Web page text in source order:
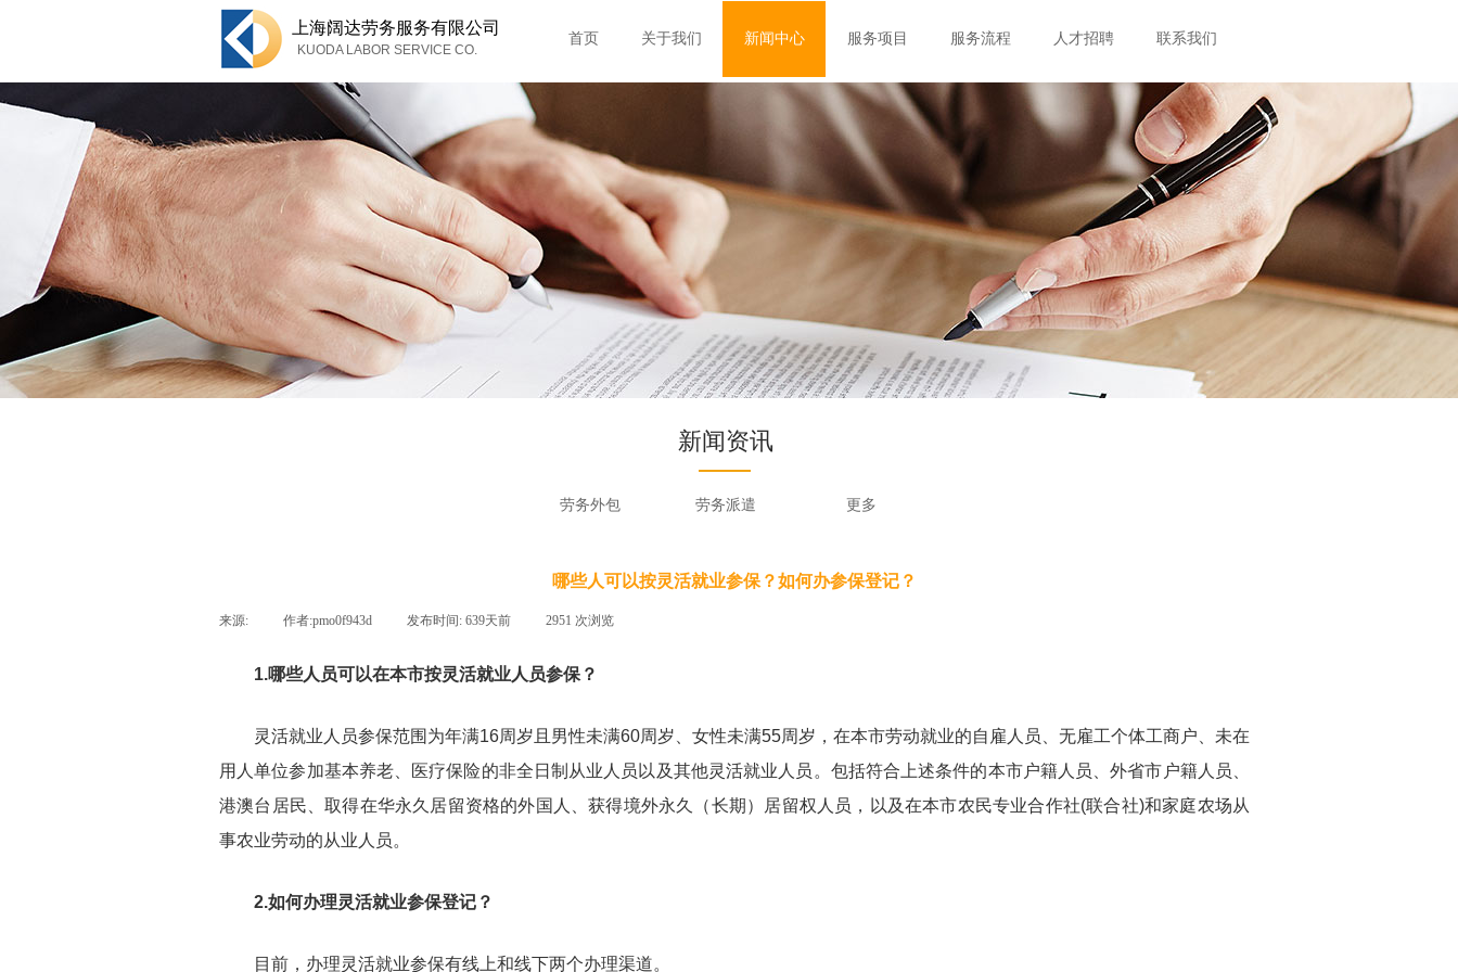
首页 关于我们 新闻中心 服务项目 服务流程 人才招聘 联系我们
上海阔达劳务服务有限公司
KUODA LABOR SERVICE CO.
新闻资讯
劳务外包 劳务派遣 更多
哪些人可以按灵活就业参保？如何办参保登记？
来源: 作者:pmo0f943d 发布时间: 639天前 2951 次浏览
1.哪些人员可以在本市按灵活就业人员参保？
灵活就业人员参保范围为年满16周岁且男性未满60周岁、女性未满55周岁，在本市劳动就业的自雇人员、无雇工个体工商户、未在
用人单位参加基本养老、医疗保险的非全日制从业人员以及其他灵活就业人员。包括符合上述条件的本市户籍人员、外省市户籍人员、
港澳台居民、取得在华永久居留资格的外国人、获得境外永久（长期）居留权人员，以及在本市农民专业合作社(联合社)和家庭农场从
事农业劳动的从业人员。
2.如何办理灵活就业参保登记？
目前，办理灵活就业参保有线上和线下两个办理渠道。